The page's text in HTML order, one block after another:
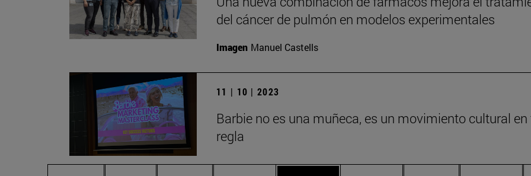
del cáncer de pulmón en modelos experimentales
Imagen Manuel Castells
11 | 10 | 2023
Barbie no es una muñeca, es un movimiento cultural
regla